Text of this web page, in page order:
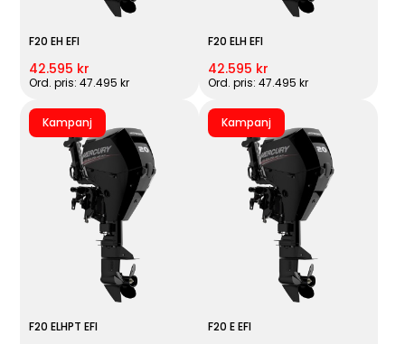
F20 EH EFI
42.595 kr
Ord. pris: 47.495 kr
F20 ELH EFI
42.595 kr
Ord. pris: 47.495 kr
Kampanj
F20 ELHPT EFI
Kampanj
F20 E EFI